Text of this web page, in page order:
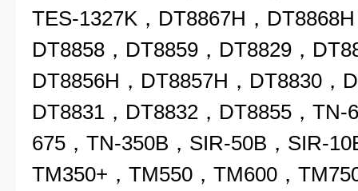
TES-1327K，DT8867H，
DT8858，DT8859，DT8829，
DT8856H，DT8857H，DT8830，
DT8831，DT8832，DT8855，TN-
675，TN-350B，SIR-50B，SIR-
TM350+，TM550，TM600，